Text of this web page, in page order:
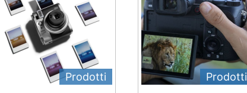
Prodotti Prodotti